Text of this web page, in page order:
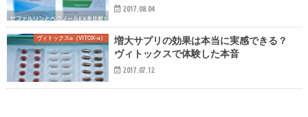
2017.08.04
ヴィトックスα（VITOX-α）
増大サプリの効果は本当に実感できる？
ヴィトックスで体験した本音
2017.07.12